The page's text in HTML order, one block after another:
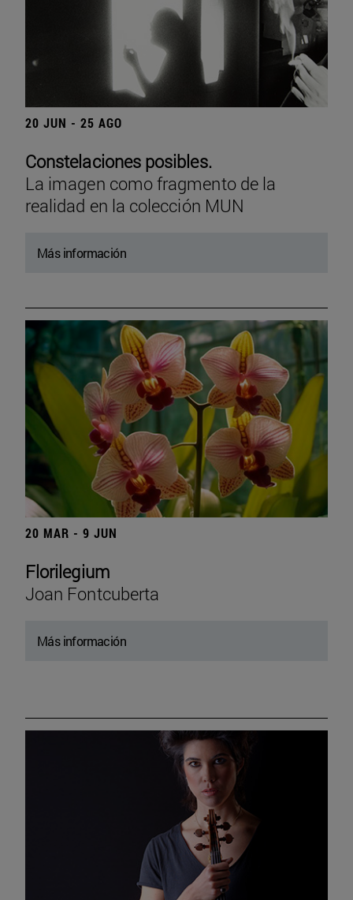
20 JUN - 25 AGO
Constelaciones posibles.
La imagen como fragmento de la
realidad en la colección MUN
Más información
20 MAR - 9 JUN
Florilegium
Joan Fontcuberta
Más información